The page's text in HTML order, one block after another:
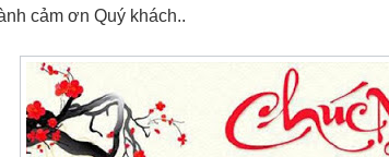
cảm ơn Quý khách..